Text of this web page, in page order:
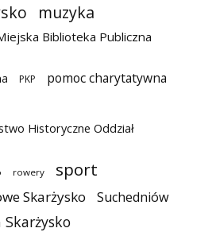
muzyka
Biblioteka Publiczna
PKP
pomoc charytatywna
Historyczne Oddział
rowery sport
Skarżysko Suchedniów